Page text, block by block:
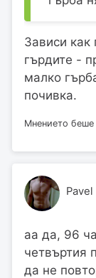
Зависи как
гърдите -
малко
почивка.
Мнението беше
Pavel
aa да, 96
четвъртия
да не